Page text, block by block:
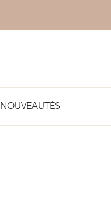
NOUVEAUTÉS